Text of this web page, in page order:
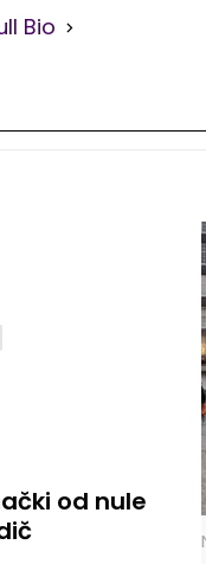
Bio
od nule